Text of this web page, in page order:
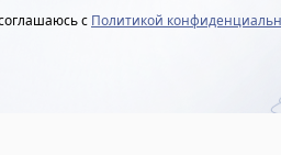
с Политикой